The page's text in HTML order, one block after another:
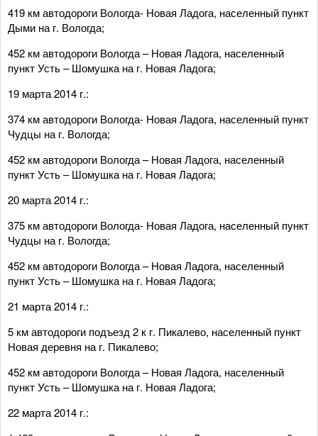
419 км автодороги Вологда- Новая Ладога, населенный пункт
Дыми на г. Вологда;
452 км автодороги Вологда – Новая Ладога, населенный
пункт Усть – Шомушка на г. Новая Ладога;
19 марта 2014 г.:
374 км автодороги Вологда- Новая Ладога, населенный пункт
Чудцы на г. Вологда;
452 км автодороги Вологда – Новая Ладога, населенный
пункт Усть – Шомушка на г. Новая Ладога;
20 марта 2014 г.:
375 км автодороги Вологда- Новая Ладога, населенный пункт
Чудцы на г. Вологда;
452 км автодороги Вологда – Новая Ладога, населенный
пункт Усть – Шомушка на г. Новая Ладога;
21 марта 2014 г.:
5 км автодороги подъезд 2 к г. Пикалево, населенный пункт
Новая деревня на г. Пикалево;
452 км автодороги Вологда – Новая Ладога, населенный
пункт Усть – Шомушка на г. Новая Ладога;
22 марта 2014 г.: